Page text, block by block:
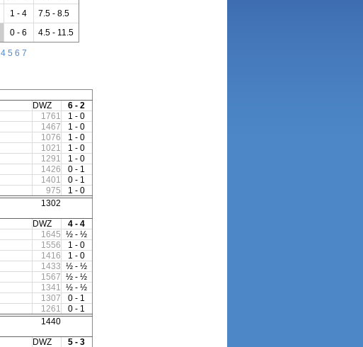
1 - 4
7.5 - 8.5
0 - 6 4.5 - 11.5
4 5 6 7
DWZ
6 - 2
1761
1 - 0
1467
1 - 0
1076
1 - 0
1021
1 - 0
1291
1 - 0
1426
0 - 1
1401
0 - 1
975
1 - 0
1302
DWZ
4 - 4
1645
½ - ½
1556
1 - 0
1416
1 - 0
1433
½ - ½
1567
½ - ½
1341
½ - ½
1307
0 - 1
1261
0 - 1
1440
DWZ 5 - 3